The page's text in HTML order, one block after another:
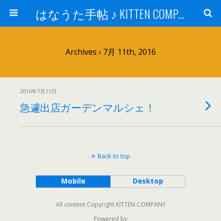
はなうた手帖 ♪ KITTEN COMPANY
Archives › 7月 11th, 2016
2016年7月11日
急遽出店ガーデンマルシェ！
Back to top
Mobile Desktop
All content Copyright KITTEN COMPANY
Powered by